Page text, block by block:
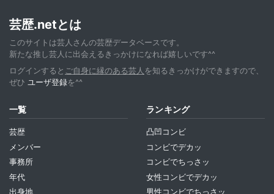
芸歴.netとは
このサイトは芸人さんの芸歴データベースです。
新たな推し芸人に出会えるきっかけになれば嬉しいです^^
ログインすると ご自身に縁のある芸人 を知るきっかけができますので、
ぜひ ユーザ登録を^^
一覧
芸歴
メンバー
事務所
年代
出身地
ランキング
凸凹コンビ
コンビでデカッ
コンビでちっさッ
女性コンビでデカッ
男性コンビでちっさッ